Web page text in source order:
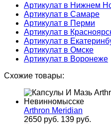
Артикулат в Нижнем
Артикулат в Самаре
Артикулат в Перми
Артикулат в
Артикулат в
Артикулат в Омске
Артикулат в Воронеже
Схожие товары:
Arthron Meridian
2650 руб. 139 руб.